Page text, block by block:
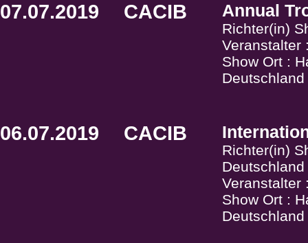
07.07.2019 CACIB Annual
Richter(in)
Veranstalter
Show Ort :
Deutschland
06.07.2019 CACIB
Richter(in)
Deutschland
Veranstalter
Show Ort :
Deutschland